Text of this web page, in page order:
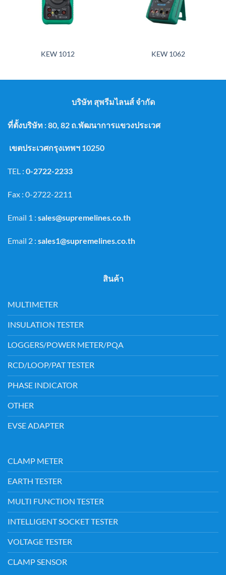
KEW 1012 KEW 1062
บริษัท สุพรีมไลนส์ จำกัด
ที่ตั้งบริษัท : 80, 82 ถ.พัฒนาการแขวงประเวศ
เขตประเวศกรุงเทพฯ 10250
TEL : 0-2722-2233
Fax : 0-2722-2211
Email 1 : sales@supremelines.co.th
Email 2 : sales1@supremelines.co.th
สินค้า
MULTIMETER
INSULATION TESTER
LOGGERS/POWER METER/PQA
RCD/LOOP/PAT TESTER
PHASE INDICATOR
OTHER
EVSE ADAPTER
CLAMP METER
EARTH TESTER
MULTI FUNCTION TESTER
INTELLIGENT SOCKET TESTER
VOLTAGE TESTER
CLAMP SENSOR